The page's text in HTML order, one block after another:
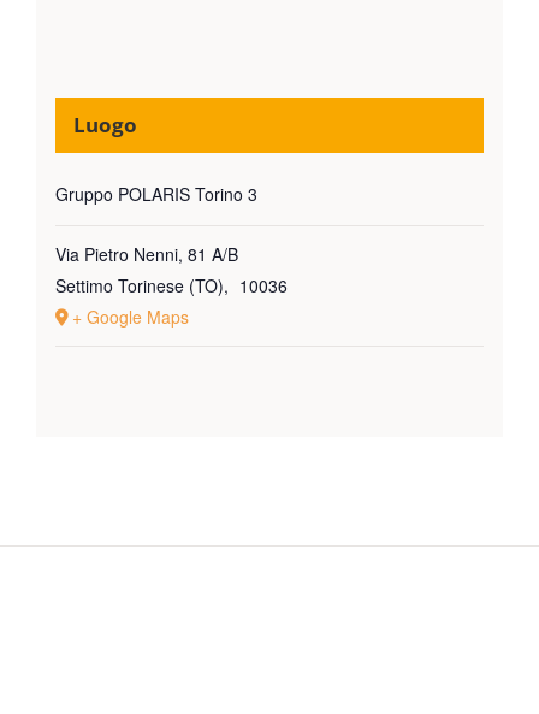
Luogo
Gruppo POLARIS Torino 3
Via Pietro Nenni, 81 A/B
Settimo Torinese (TO), 10036
+ Google Maps